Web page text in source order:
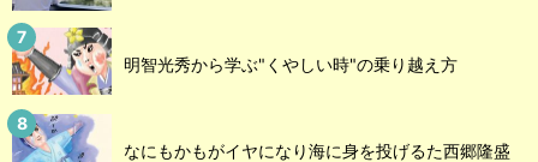
明智光秀から学ぶ"くやしい時"の乗り越え方
なにもかもがイヤになり海に身を投げるた西郷隆盛